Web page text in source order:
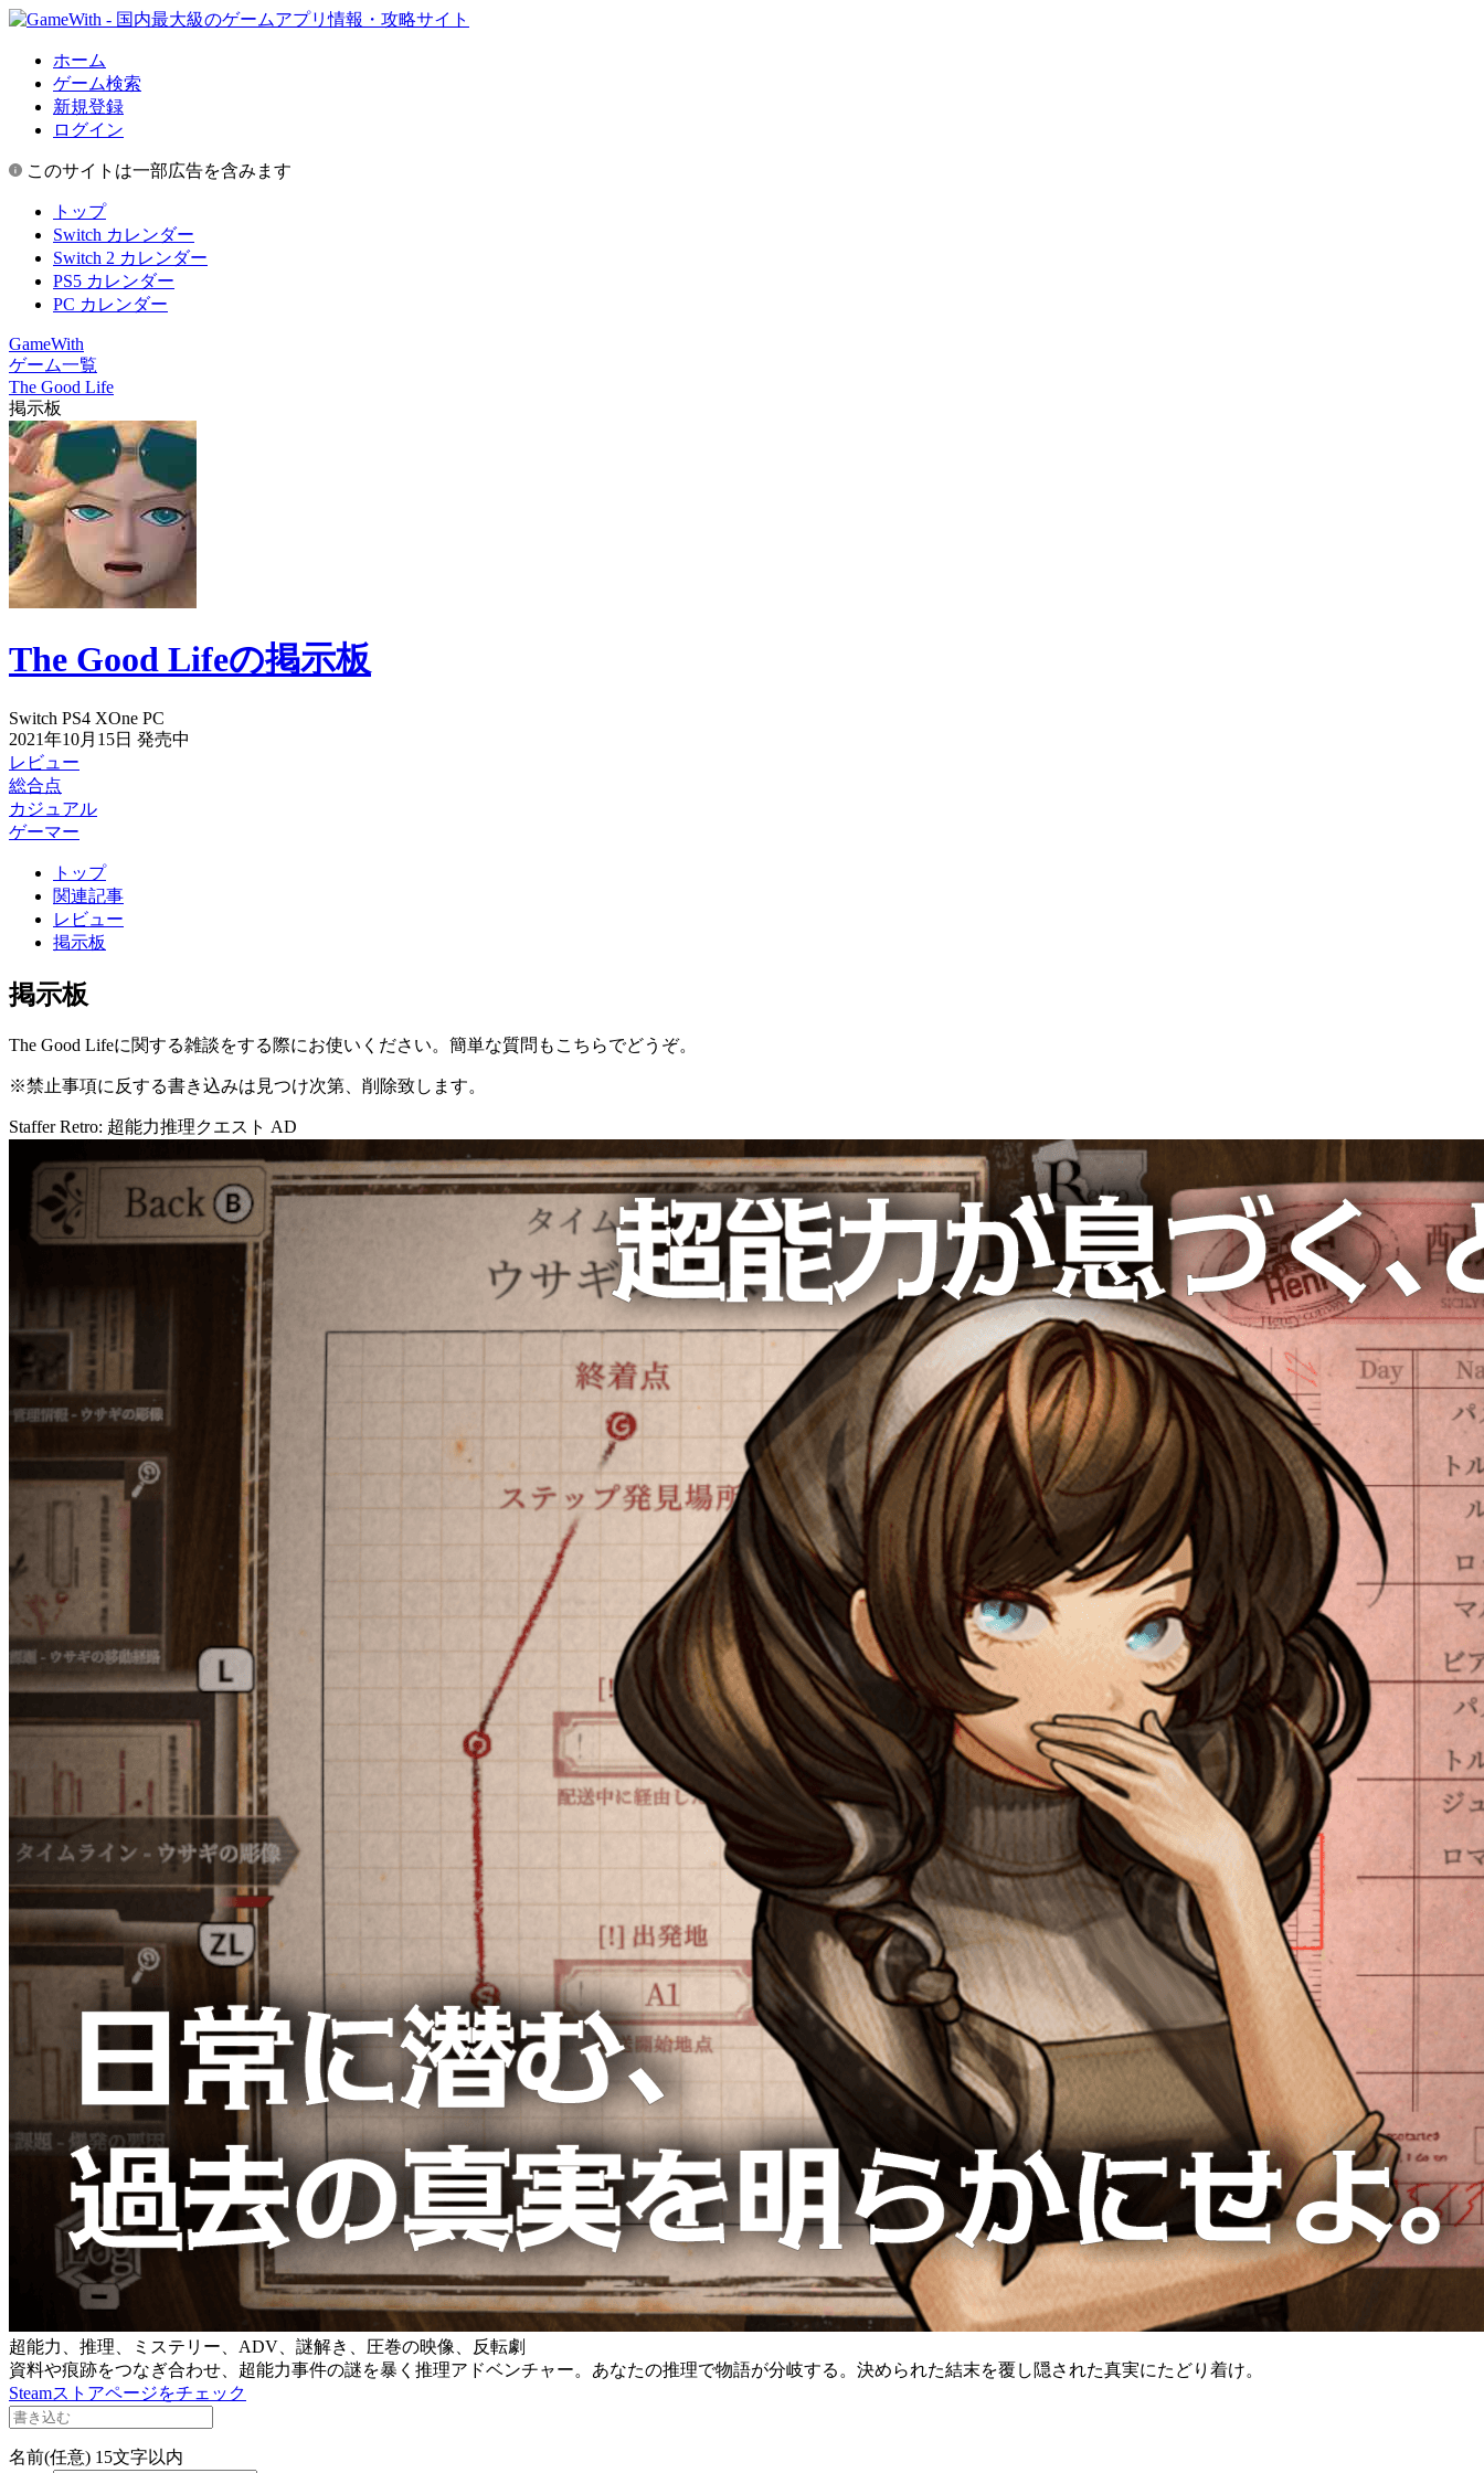
ホーム
ゲーム検索
新規登録
ログイン
このサイトは一部広告を含みます
トップ
Switch カレンダー
Switch 2 カレンダー
PS5 カレンダー
PC カレンダー
GameWith
ゲーム一覧
The Good Life
掲示板
The Good Lifeの掲示板
Switch PS4 XOne PC
2021年10月15日 発売中
レビュー
総合点
カジュアル
ゲーマー
トップ
関連記事
レビュー
掲示板
掲示板
The Good Lifeに関する雑談をする際にお使いください。簡単な質問もこちらでどうぞ。
※禁止事項に反する書き込みは見つけ次第、削除致します。
Staffer Retro: 超能力推理クエスト AD
超能力、推理、ミステリー、ADV、謎解き、圧巻の映像、反転劇
資料や痕跡をつなぎ合わせ、超能力事件の謎を暴く推理アドベンチャー。あなたの推理で物語が分岐する。決められた結末を覆し隠された真実にたどり着け。
Steamストアページをチェック
名前(任意) 15文字以内